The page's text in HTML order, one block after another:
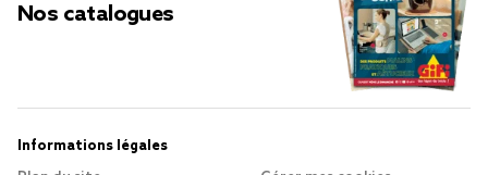
Nos catalogues
Informations légales